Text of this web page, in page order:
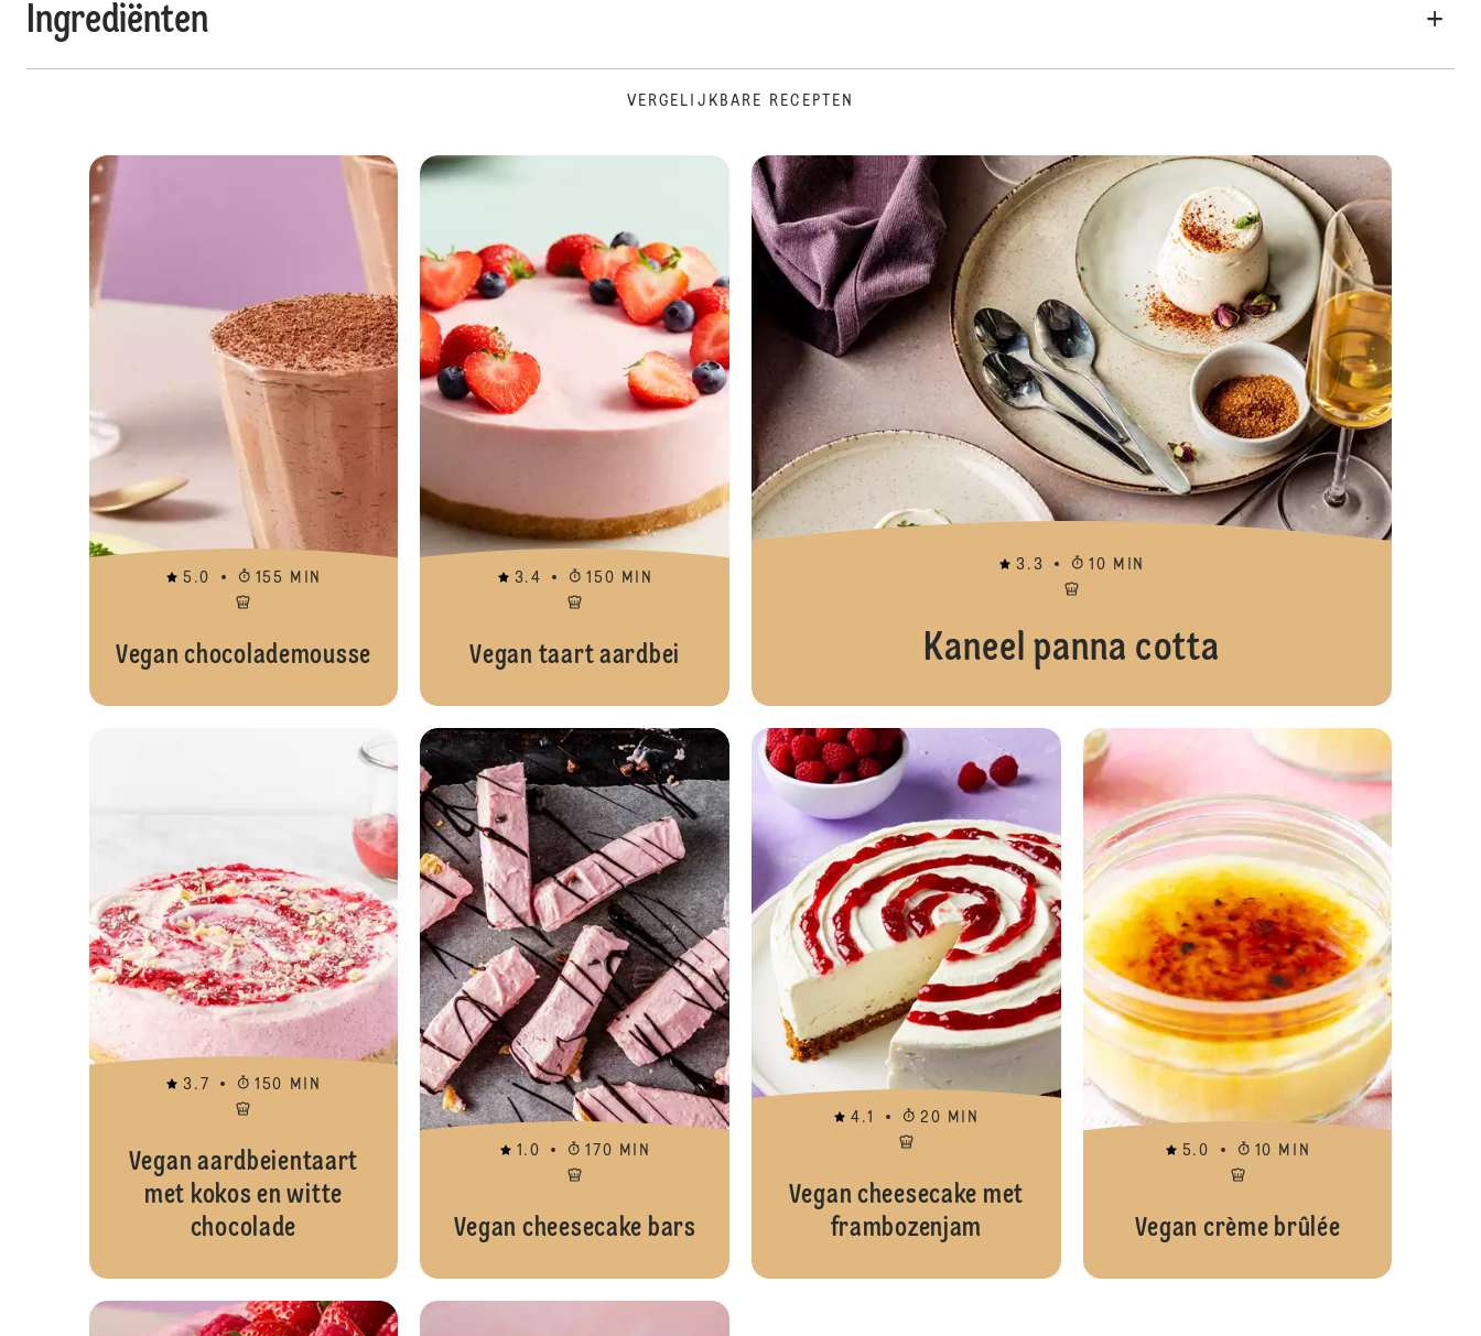
Ingrediënten
VERGELIJKBARE RECEPTEN
Vegan chocolademousse
5.0 155 MIN
Vegan chocolademousse
Vegan taart aardbei
3.4 150 MIN
Vegan taart aardbei
3.3 10 MIN
Kaneel panna cotta
Vegan aardbeientaart met kokos en witte chocolade
3.7 150 MIN
Vegan aardbeientaart
met kokos en witte
chocolade
Vegan cheesecake bars
1.0 170 MIN
Vegan cheesecake bars
Vegan
4.1 20 MIN
Vegan cheesecake met
frambozenjam
5.0 10 MIN
Vegan crème brûlée
Vegan kwarktaart met roodfruit